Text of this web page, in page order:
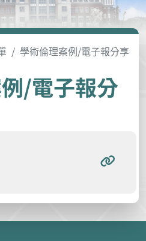
學術倫理案例/電子報分享
/電子報分